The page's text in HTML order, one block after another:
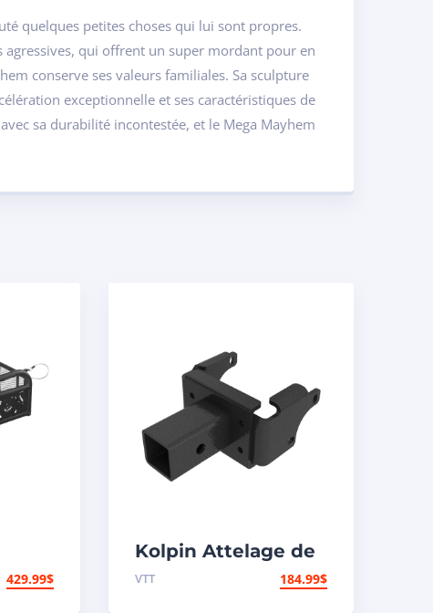
quelques petites choses qui lui sont propres.
qui offrent un super mordant pour en
conserve ses valeurs familiales. Sa sculpture
exceptionnelle et ses caractéristiques de
sa durabilité incontestée, et le Mega Mayhem
429.99$
Kolpin Attelage de
remorque
VTT 184.99$